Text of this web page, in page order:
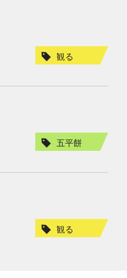
観る
五平餅
観る